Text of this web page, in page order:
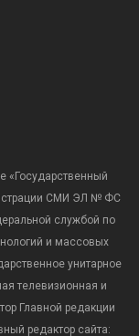
«Государственный
СМИ ЭЛ № ФС
службой по
и массовых
унитарное
телевизионная и
Главной редакции
редактор сайта: